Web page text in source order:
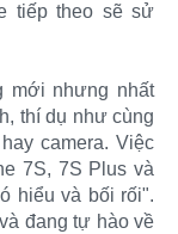
tiếp theo sẽ sử
mới nhưng nhất
thí dụ như cùng
camera. Việc
7S, 7S Plus và
hiểu và bối rối".
đang tự hào về